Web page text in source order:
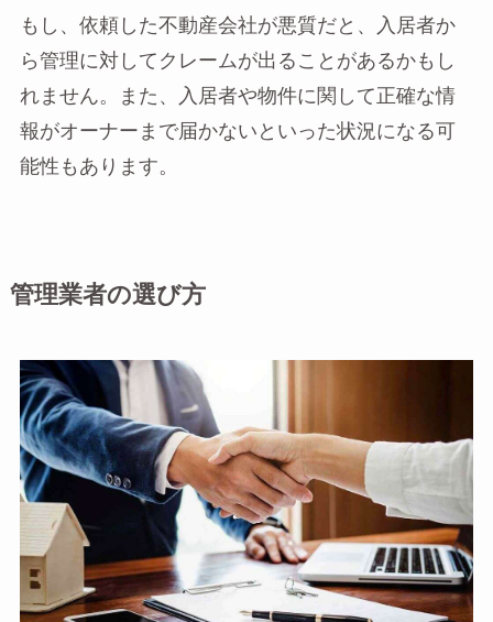
もし、依頼した不動産会社が悪質だと、入居者か
ら管理に対してクレームが出ることがあるかもし
れません。また、入居者や物件に関して正確な情
報がオーナーまで届かないといった状況になる可
能性もあります。
管理業者の選び方